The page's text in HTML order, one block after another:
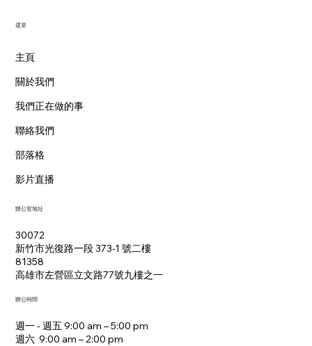
主頁
關於我們
我們正在做的事
聯絡我們
部落格
影片直播
​選單
辦公室地址
30072
新竹市光復路一段 373-1 號二樓
81358
​高雄市左營區立文路77號九樓之一
週一 - 週五 9:00 am – 5:00 pm
週六 9:00 am – 2:00 pm​
辦公時間